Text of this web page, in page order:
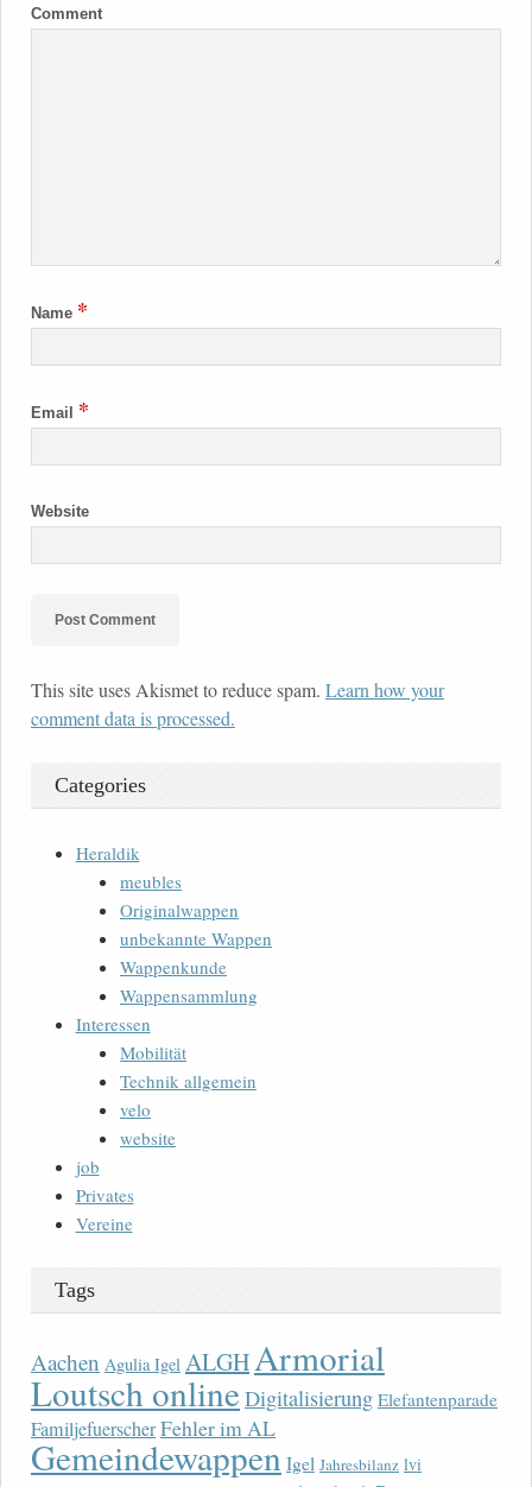
Comment
Name *
Email *
Website
This site uses Akismet to reduce spam. Learn how your
comment data is processed.
Categories
Heraldik
meubles
Originalwappen
unbekannte Wappen
Wappenkunde
Wappensammlung
Interessen
Mobilität
Technik allgemein
velo
website
job
Privates
Vereine
Tags
Aachen Agulia Igel ALGHArmorial
Loutsch onlineDigitalisierung Elefantenparade
FamiljefuerscherFehler im AL
Gemeindewappen Igel Jahresbilanz lvi